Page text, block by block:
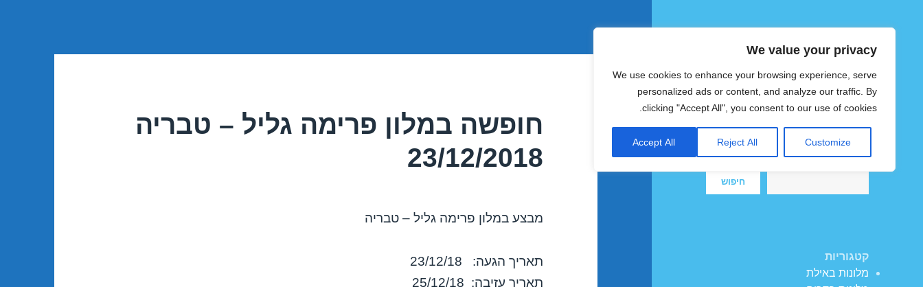
We value your privacy
We use cookies to enhance your browsing experience, serve
personalized ads or content, and analyze our traffic. By
clicking "Accept All", you consent to our use of cookies.
Customize
Reject All
Accept All
צימרים ומלונות זולים בישראל
חיפוש
חיפוש
קטגוריות
מלונות באילת
חופשה במלון פרימה גליל – טבריה
23/12/2018
מבצע במלון פרימה גליל – טבריה
תאריך הגעה: 23/12/18
תאריך עזיבה: 25/12/18